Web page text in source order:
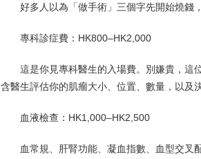
好多人以為「做手術」三個字先開始燒錢
專科診症費：HK800–HK2,000
這是你見專科醫生的入場費。別嫌貴，這
含醫生評估你的肌瘤大小、位置、數量，以及
血液檢查：HK1,000–HK2,500
血常規、肝腎功能、凝血指數、血型交